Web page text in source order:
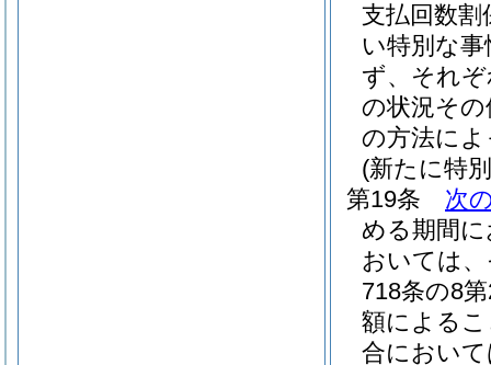
支払回数
い特別な
ず、それ
の状況そ
の方法に
(新たに特
第19条
次
める期間
おいては
718条の8
額による
合におい